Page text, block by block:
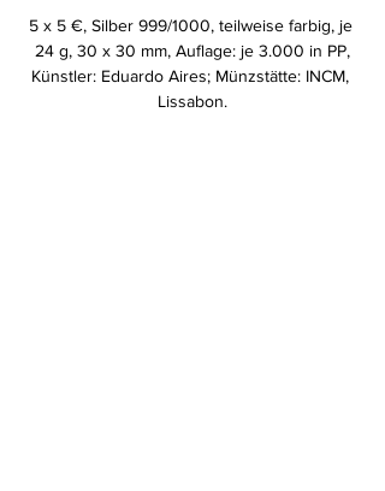
5 x 5 €, Silber 999/1000, teilweise farbig, je
24 g, 30 x 30 mm, Auflage: je 3.000 in PP,
Künstler: Eduardo Aires; Münzstätte: INCM,
Lissabon.